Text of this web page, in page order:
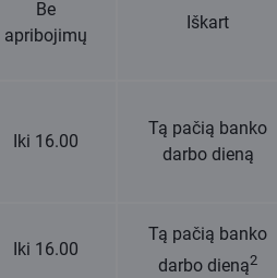
Be
apribojimų
Iškart
Iki 16.00
Tą pačią banko
darbo dieną
Iki 16.00
Tą pačią banko
darbo dieną2